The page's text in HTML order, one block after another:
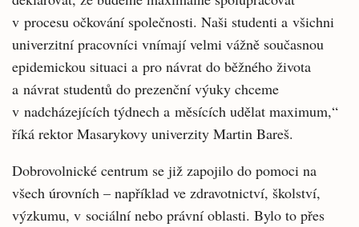
v procesu očkování společnosti. Naši studenti a všichni
univerzitní pracovníci vnímají velmi vážně současnou
epidemickou situaci a pro návrat do běžného života
a návrat studentů do prezenční výuky chceme
v nadcházejících týdnech a měsících udělat maximum,“
říká rektor Masarykovy univerzity Martin Bareš.
Dobrovolnické centrum se již zapojilo do pomoci na
všech úrovních – například ve zdravotnictví, školství,
výzkumu, v sociální nebo právní oblasti. Bylo to přes